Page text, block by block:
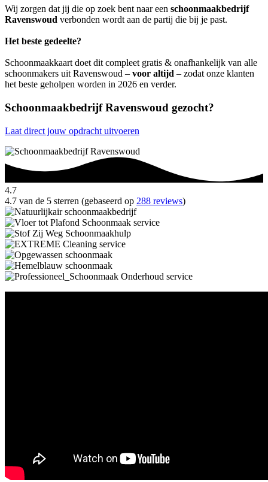
Wij zorgen dat jij die op zoek bent naar een schoonmaakbedrijf
Ravenswoud verbonden wordt aan de partij die bij je past.
Het beste gedeelte?
Schoonmaakkaart doet dit compleet gratis & onafhankelijk van alle
schoonmakers uit Ravenswoud – voor altijd – zodat onze klanten
het beste geholpen worden in 2026 en verder.
Schoonmaakbedrijf Ravenswoud gezocht?
Laat direct jouw opdracht uitvoeren
4.7
4.7 van de 5 sterren (gebaseerd op 288 reviews)